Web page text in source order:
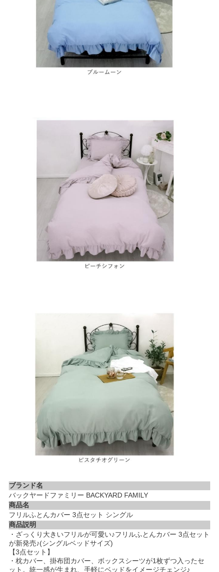
ブランド名
バックヤードファミリー BACKYARD FAMILY
商品名
フリルふとんカバー 3点セット シングル
商品説明
・ざっくり大きいフリルが可愛い♪フリルふとんカバー 3点セット
が新発売♪(シングルベッドサイズ)
【3点セット】
・枕カバー、掛布団カバー、ボックスシーツが1枚ずつ入ったセ
ット。統一感が生まれ、手軽にベッドをイメージチェンジ♪